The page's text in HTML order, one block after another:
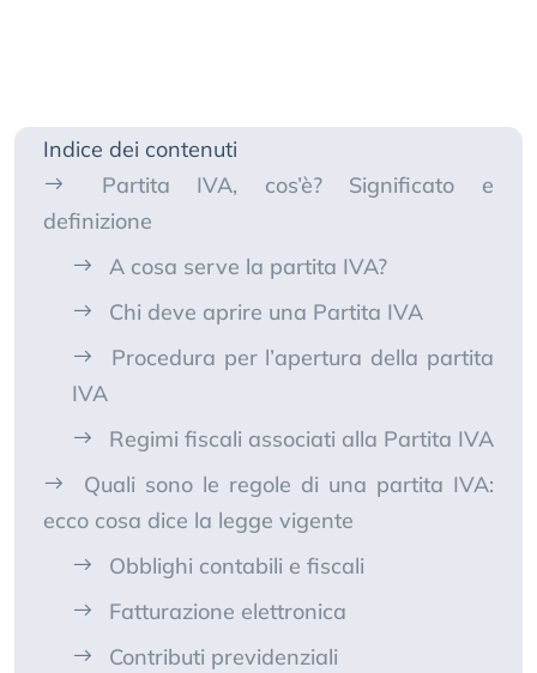
Indice dei contenuti
Partita IVA, cos’è? Significato e
definizione
A cosa serve la partita IVA?
Chi deve aprire una Partita IVA
Procedura per l’apertura della partita
IVA
Regimi fiscali associati alla Partita IVA
Quali sono le regole di una partita IVA:
ecco cosa dice la legge vigente
Obblighi contabili e fiscali
Fatturazione elettronica
Contributi previdenziali